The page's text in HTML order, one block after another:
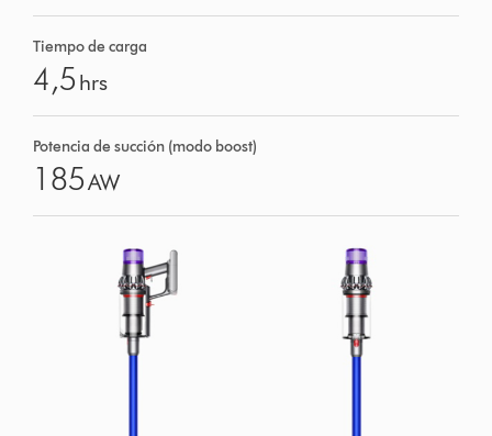
Tiempo de carga
4,5 hrs
Potencia de succión (modo boost)
185AW